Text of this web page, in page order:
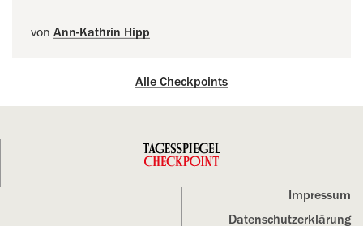
von Ann-Kathrin Hipp
Alle Checkpoints
Impressum
Datenschutz­erklärung